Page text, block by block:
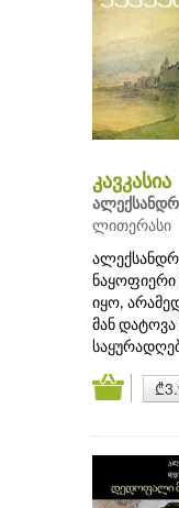
კავკასია
ლითერასი
ნაყოფიერი
იყო,
მან